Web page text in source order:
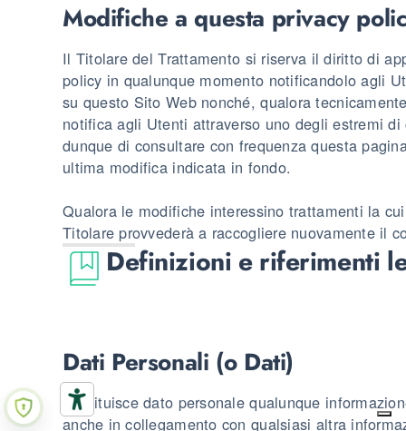
Modifiche a questa privacy
Il Titolare del Trattamento si riserva il diritto di
policy in qualunque momento notificandolo agli
su questo Sito Web nonché, qualora
notifica agli Utenti attraverso uno degli estremi
dunque di consultare con frequenza questa
ultima modifica indicata in fondo.
Qualora le modifiche interessino trattamenti la
Titolare provvederà a raccogliere nuovamente il
Definizioni e riferimenti
Dati Personali (o Dati)
Costituisce dato personale qualunque
anche in collegamento con qualsiasi altra